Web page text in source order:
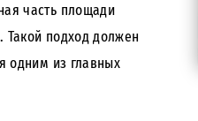
часть площади
Такой подход должен
одним из главных